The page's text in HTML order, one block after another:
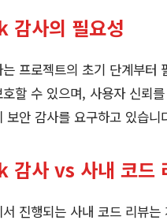
사의 필요성
프로젝트의 초기 단계부터
할 수 있으며, 사용자 신뢰
보안 감사를 요구하고 있습니
사 vs 사내 코드
진행되는 사내 코드 리뷰